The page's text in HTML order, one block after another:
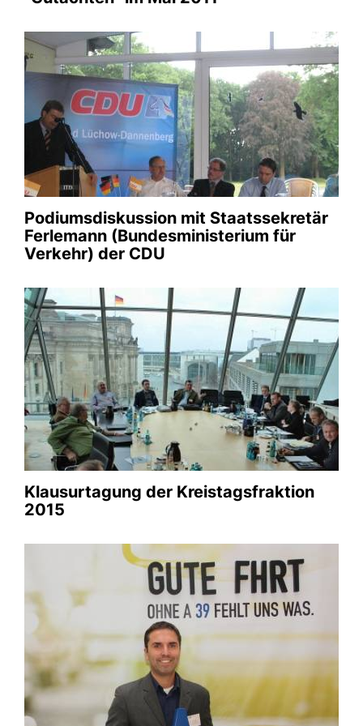
Podiumsdiskussion mit Staatssekretär
Ferlemann (Bundesministerium für
Verkehr) der CDU
Klausurtagung der Kreistagsfraktion
2015
Klausurtagung der
Kreistagsfraktion 2015
02.08.2016
Klausurtagung der CDU-Kreistagsfraktion im
Deutschen Bundestag Berlin
Galerie anschauen
Initiative Pro A 39
20.05.2016
Ja zur Autobahn 39, weil Sie auch für uns die
Fahrtzeit nach Hamburg beschleunigt.
Galerie anschauen
Meine Familie